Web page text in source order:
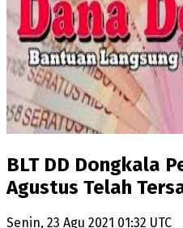
BLT DD Dongkala
Agustus Telah
Senin, 23 Agu 2021 01:32 UTC